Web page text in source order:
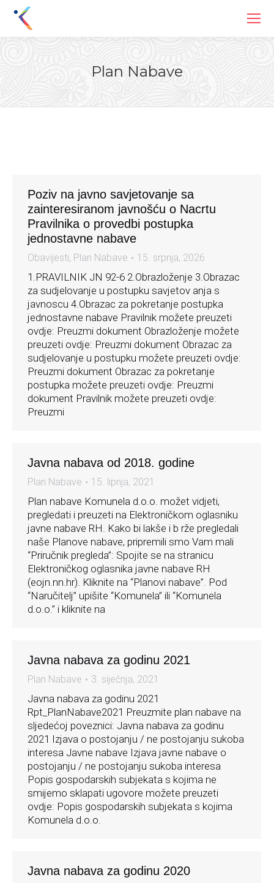
Plan Nabave
Poziv na javno savjetovanje sa
zainteresiranom javnošću o Nacrtu
Pravilnika o provedbi postupka
jednostavne nabave
Obavijesti, Plan Nabave 15. srpnja, 2026
1.PRAVILNIK JN 92-6 2.Obrazloženje 3.Obrazac
za sudjelovanje u postupku savjetov anja s
javnoscu 4.Obrazac za pokretanje postupka
jednostavne nabave Pravilnik možete preuzeti
ovdje: Preuzmi dokument Obrazloženje možete
preuzeti ovdje: Preuzmi dokument Obrazac za
sudjelovanje u postupku možete preuzeti ovdje:
Preuzmi dokument Obrazac za pokretanje
postupka možete preuzeti ovdje: Preuzmi
dokument Pravilnik možete preuzeti ovdje:
Preuzmi
Javna nabava od 2018. godine
Plan Nabave 15. lipnja, 2021
Plan nabave Komunela d.o.o. možet vidjeti,
pregledati i preuzeti na Elektroničkom oglasniku
javne nabave RH. Kako bi lakše i b rže pregledali
naše Planove nabave, pripremili smo Vam mali
“Priručnik pregleda”: Spojite se na stranicu
Elektroničkog oglasnika javne nabave RH
(eojn.nn.hr). Kliknite na “Planovi nabave”. Pod
“Naručitelj” upišite “Komunela” ili “Komunela
d.o.o.” i kliknite na
Javna nabava za godinu 2021
Plan Nabave 3. siječnja, 2021
Javna nabava za godinu 2021
Rpt_PlanNabave2021 Preuzmite plan nabave na
sljedećoj poveznici: Javna nabava za godinu
2021 Izjava o postojanju / ne postojanju sukoba
interesa Javne nabave Izjava javne nabave o
postojanju / ne postojanju sukoba interesa
Popis gospodarskih subjekata s kojima ne
smijemo sklapati ugovore možete preuzeti
ovdje: Popis gospodarskih subjekata s kojima
Komunela d.o.o.
Javna nabava za godinu 2020